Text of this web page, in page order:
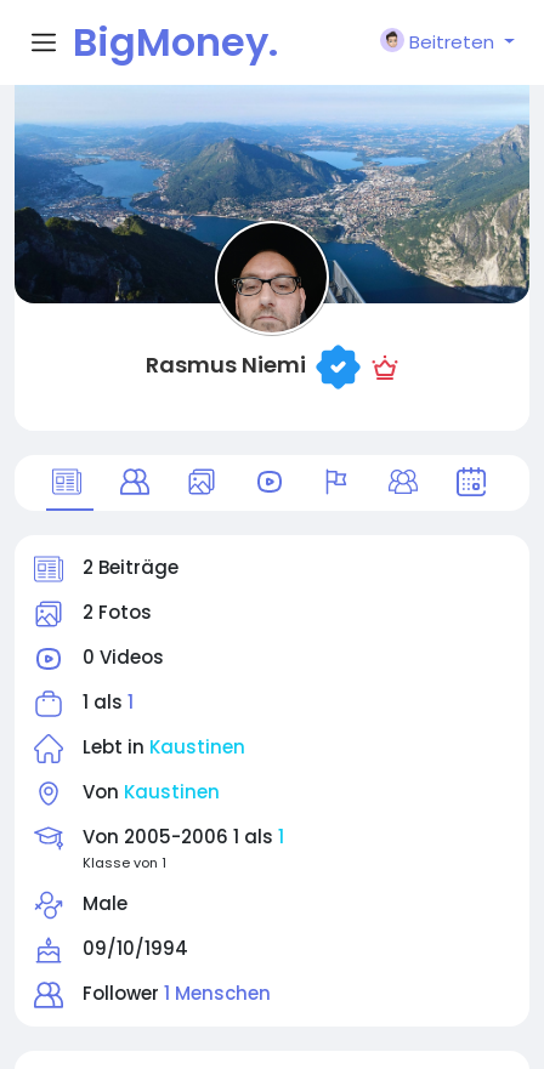
BigMoney.
VIP
Beitreten
Rasmus Niemi
2 Beiträge
2 Fotos
0 Videos
1 als 1
Lebt in Kaustinen
Von Kaustinen
Von 2005-2006 1 als 1
Klasse von 1
Male
09/10/1994
Follower 1 Menschen